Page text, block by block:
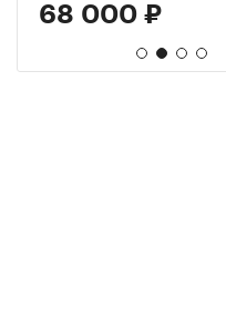
68 000 ₽